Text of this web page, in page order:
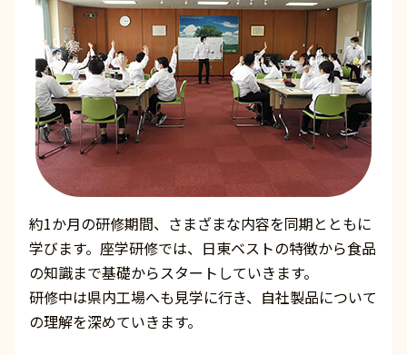
約1か月の研修期間、さまざまな内容を同期とともに
学びます。座学研修では、日東ベストの特徴から食品
の知識まで基礎からスタートしていきます。
研修中は県内工場へも見学に行き、自社製品について
の理解を深めていきます。